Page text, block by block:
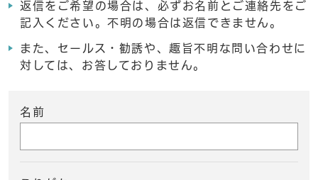
返信をご希望の場合は、必ずお名前とご連絡先をご
記入ください。不明の場合は返信できません。
また、セールス・勧誘や、趣旨不明な問い合わせに
対しては、お答しておりません。
名前